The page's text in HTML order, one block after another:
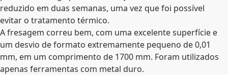
reduzido em duas semanas, uma vez que foi possível
evitar o tratamento térmico.
A fresagem correu bem, com uma excelente superfície e
um desvio de formato extremamente pequeno de 0,01
mm, em um comprimento de 1700 mm. Foram utilizados
apenas ferramentas com metal duro.